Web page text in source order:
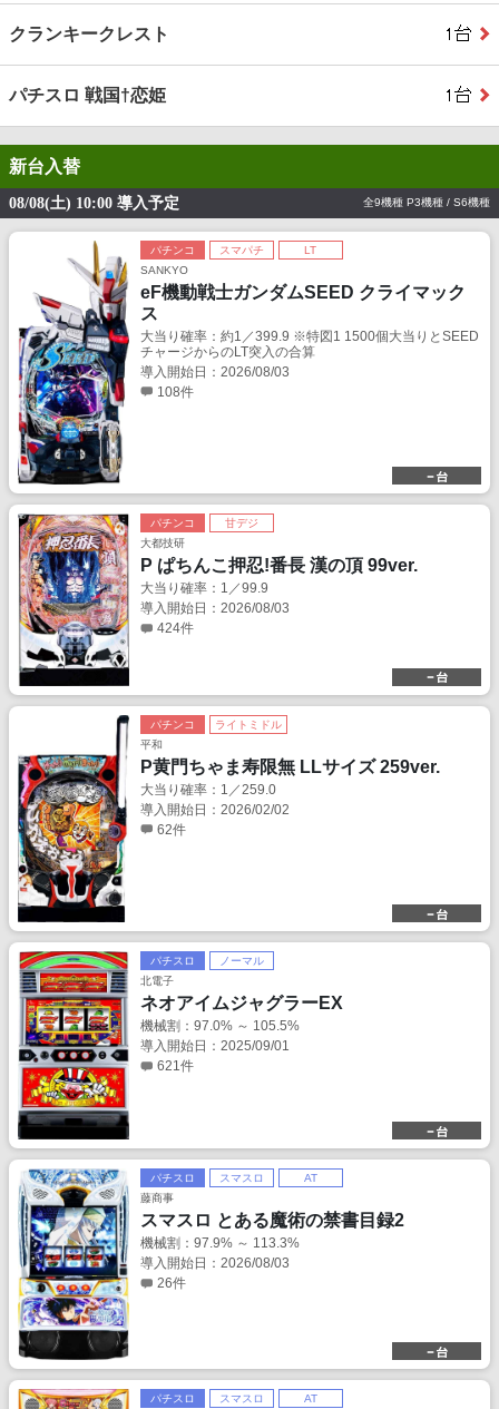
クランキークレスト
パチスロ 戦国†恋姫
新台入替
08/08(土) 10:00 導入予定 全9機種 P3機種 / S6機種
パチンコ スマパチ
LT
SANKYO
eF機動戦士ガンダムSEED クライマック
ス
大当り確率：約1／399.9 ※特図1 1500個大当りとSEED
チャージからのLT突入の合算
導入開始日：2026/08/03
108件
パチンコ
甘デジ
大都技研
P ぱちんこ押忍!番長 漢の頂 99ver.
大当り確率：1／99.9
導入開始日：2026/08/03
424件
パチンコ
ライトミドル
平和
P黄門ちゃま寿限無 LLサイズ 259ver.
大当り確率：1／259.0
導入開始日：2026/02/02
62件
パチスロ
ノーマル
北電子
ネオアイムジャグラーEX
機械割：97.0% ～ 105.5%
導入開始日：2025/09/01
621件
パチスロ スマスロ
AT
藤商事
スマスロ とある魔術の禁書目録2
機械割：97.9% ～ 113.3%
導入開始日：2026/08/03
26件
パチスロ スマスロ
AT